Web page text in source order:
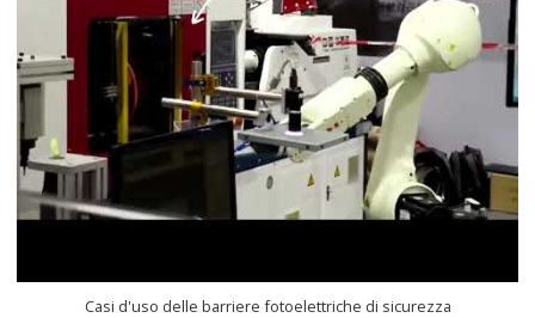
Casi d'uso delle barriere fotoelettriche di sicurezza